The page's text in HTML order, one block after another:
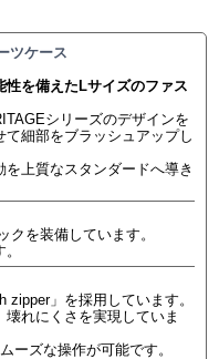
ツケース
を備えたLサイズのファス
シリーズのデザインを
細部をブラッシュアップし
上質なスタンダードへ導き
クを装備しています。
」を採用しています。
れにくさを実現していま
ーズな操作が可能です。